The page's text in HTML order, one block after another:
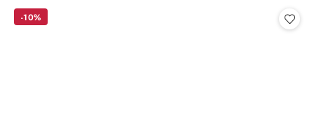
promocyjna:
przed
-10%